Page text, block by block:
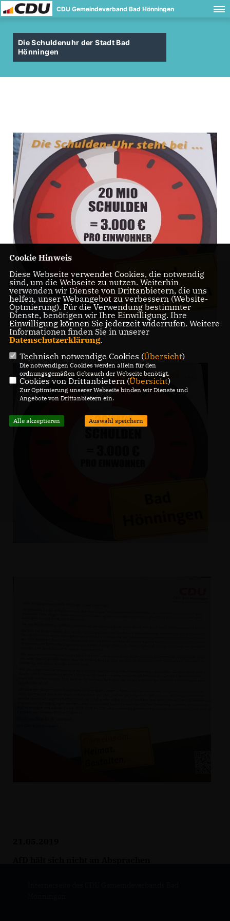
CDU Gemeindeverband Bad Hönningen
Die Schuldenuhr der Stadt Bad
Hönningen
Cookie Hinweis
Diese Webseite verwendet Cookies, die notwendig
sind, um die Webseite zu nutzen. Weiterhin
verwenden wir Dienste von Drittanbietern, die uns
helfen, unser Webangebot zu verbessern (Website-
Optmierung). Für die Verwendung bestimmter
Dienste, benötigen wir Ihre Einwilligung. Ihre
Einwilligung können Sie jederzeit widerrufen. Weitere
Informationen finden Sie in unserer
Datenschutzerklärung.
Technisch notwendige Cookies (Übersicht)
Die notwendigen Cookies werden allein für den
ordnungsgemäßen Gebrauch der Webseite benötigt.
Cookies von Drittanbietern (Übersicht)
Zur Optimierung unserer Webseite binden wir Dienste und
Angebote von Drittanbietern ein.
Alle akzeptieren Auswahl speichern